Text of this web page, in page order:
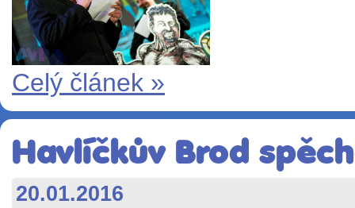
Celý článek »
Havlíčkův Brod
20.01.2016